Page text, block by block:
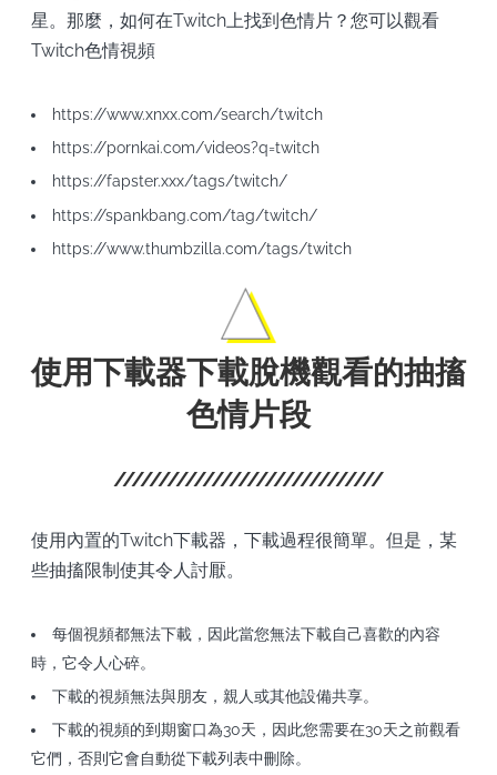
星。那麼，如何在Twitch上找到色情片？您可以觀看
Twitch色情視頻
https://www.xnxx.com/search/twitch
https://pornkai.com/videos?q=twitch
https://fapster.xxx/tags/twitch/
https://spankbang.com/tag/twitch/
https://www.thumbzilla.com/tags/twitch
使用下載器下載脫機觀看的抽搐
色情片段
使用內置的Twitch下載器，下載過程很簡單。但是，某
些抽搐限制使其令人討厭。
每個視頻都無法下載，因此當您無法下載自己喜歡的內容
時，它令人心碎。
下載的視頻無法與朋友，親人或其他設備共享。
下載的視頻的到期窗口為30天，因此您需要在30天之前觀看
它們，否則它會自動從下載列表中刪除。